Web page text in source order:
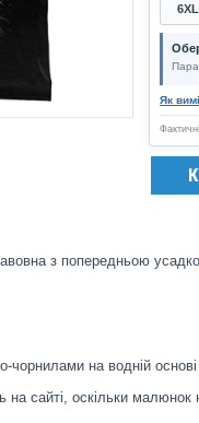
6XL
Як
з попередньою
на водній основі
сайті, оскільки малюнок